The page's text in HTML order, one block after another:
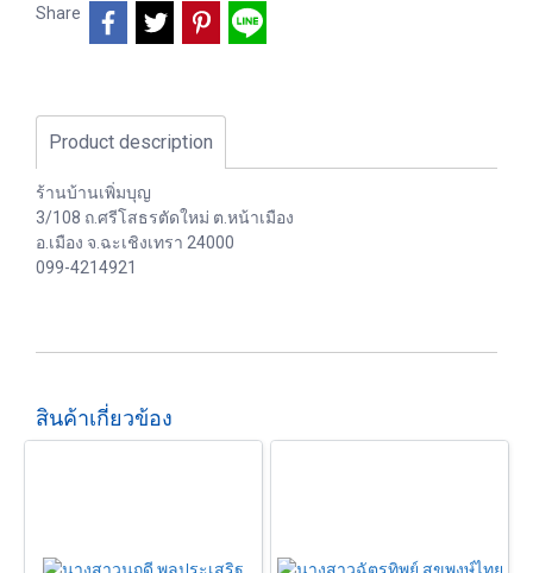
Share
Product description
ร้านบ้านเพิ่มบุญ
3/108 ถ.ศรีโสธรตัดใหม่ ต.หน้าเมือง
อ.เมือง จ.ฉะเชิงเทรา 24000
099-4214921
สินค้าเกี่ยวข้อง